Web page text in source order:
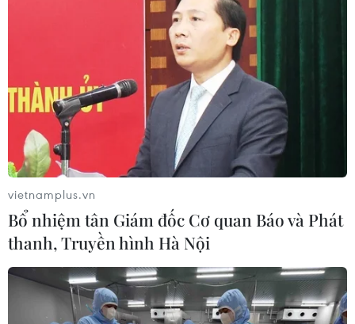
vietnamplus.vn
Bổ nhiệm tân Giám đốc Cơ quan Báo và Phát
thanh, Truyền hình Hà Nội